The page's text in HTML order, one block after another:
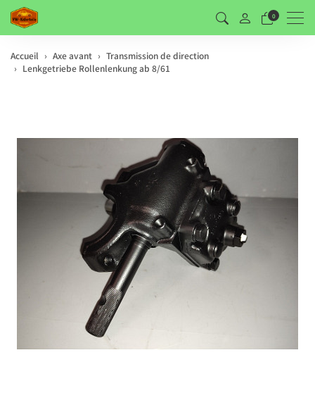
0
Accueil Axe avant
Transmission de direction
Lenkgetriebe Rollenlenkung ab 8/61